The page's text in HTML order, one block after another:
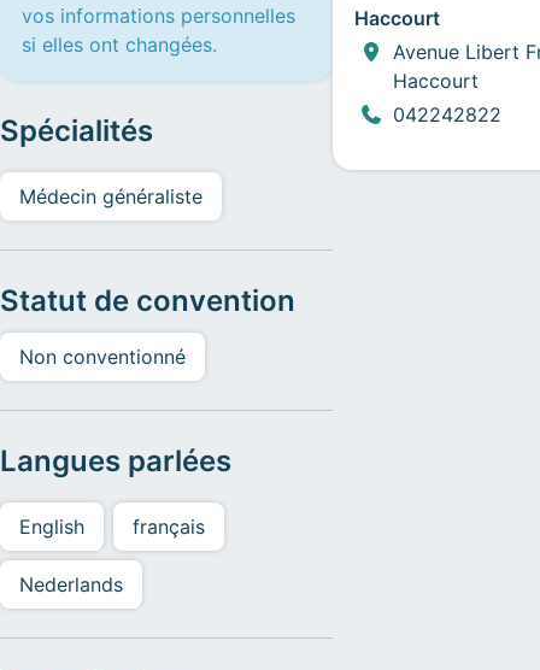
vos informations personnelles
si elles ont changées.
Spécialités
Médecin généraliste
Statut de convention
Non conventionné
Langues parlées
English français
Nederlands
Haccourt
Avenue Libert
Haccourt
042242822